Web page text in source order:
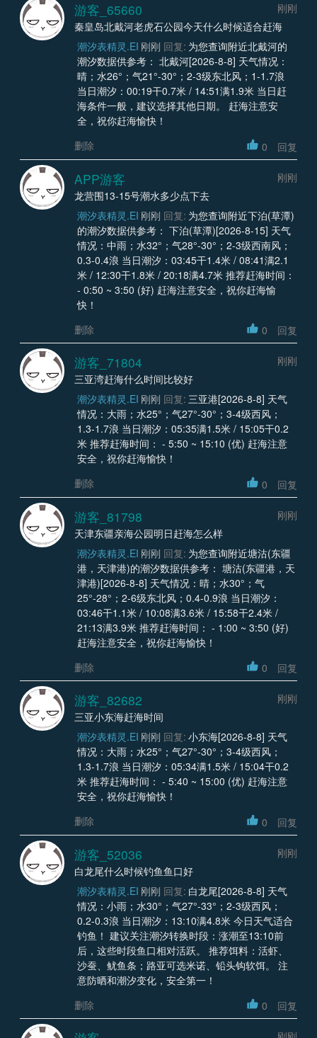
游客_65660
刚刚
秦皇岛北戴河老虎石公园今天什么时候适合赶海
潮汐表精灵.EI 刚刚 回复: 为您查询附近北戴河的
潮汐数据供参考： 北戴河[2026-8-8] 天气情况：
晴；水26°；气21°-30°；2-3级东北风；1-1.7浪
当日潮汐：00:19干0.7米 / 14:51满1.9米 当日赶
海条件一般，建议选择其他日期。 赶海注意安
全，祝你赶海愉快！
删除
0 回复
APP游客
刚刚
龙营围13-15号潮水多少点下去
潮汐表精灵.EI 刚刚 回复: 为您查询附近下泊(草潭)
的潮汐数据供参考： 下泊(草潭)[2026-8-15] 天气
情况：中雨；水32°；气28°-30°；2-3级西南风；
0.3-0.4浪 当日潮汐：03:45干1.4米 / 08:41满2.1
米 / 12:30干1.8米 / 20:18满4.7米 推荐赶海时间：
- 0:50 ~ 3:50 (好) 赶海注意安全，祝你赶海愉
快！
删除
0 回复
游客_71804
刚刚
三亚湾赶海什么时间比较好
潮汐表精灵.EI 刚刚 回复: 三亚港[2026-8-8] 天气
情况：大雨；水25°；气27°-30°；3-4级西风；
1.3-1.7浪 当日潮汐：05:35满1.5米 / 15:05干0.2
米 推荐赶海时间： - 5:50 ~ 15:10 (优) 赶海注意
安全，祝你赶海愉快！
删除
0 回复
游客_81798
刚刚
天津东疆亲海公园明日赶海怎么样
潮汐表精灵.EI 刚刚 回复: 为您查询附近塘沽(东疆
港，天津港)的潮汐数据供参考： 塘沽(东疆港，天
津港)[2026-8-8] 天气情况：晴；水30°；气
25°-28°；2-6级东北风；0.4-0.9浪 当日潮汐：
03:46干1.1米 / 10:08满3.6米 / 15:58干2.4米 /
21:13满3.9米 推荐赶海时间： - 1:00 ~ 3:50 (好)
赶海注意安全，祝你赶海愉快！
删除
0 回复
游客_82682
刚刚
三亚小东海赶海时间
潮汐表精灵.EI 刚刚 回复: 小东海[2026-8-8] 天气
情况：大雨；水25°；气27°-30°；3-4级西风；
1.3-1.7浪 当日潮汐：05:34满1.5米 / 15:04干0.2
米 推荐赶海时间： - 5:40 ~ 15:00 (优) 赶海注意
安全，祝你赶海愉快！
删除
0 回复
游客_52036
刚刚
白龙尾什么时候钓鱼鱼口好
潮汐表精灵.EI 刚刚 回复: 白龙尾[2026-8-8] 天气
情况：小雨；水30°；气27°-33°；2-3级西风；
0.2-0.3浪 当日潮汐：13:10满4.8米 今日天气适合
钓鱼！ 建议关注潮汐转换时段：涨潮至13:10前
后，这些时段鱼口相对活跃。 推荐饵料：活虾、
沙蚕、鱿鱼条；路亚可选米诺、铅头钩软饵。 注
意防晒和潮汐变化，安全第一！
删除
0 回复